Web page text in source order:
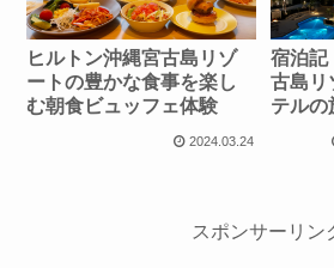
ヒルトン沖縄宮古島リゾ
ートの豊かな食事を楽し
む朝食ビュッフェ体験
2024.03.24
宿泊記
古島リ
テルの
スポンサーリン